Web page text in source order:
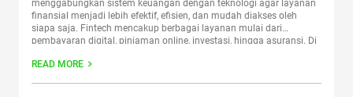
menggabungkan sistem keuangan dengan teknologi agar layanan
finansial menjadi lebih efektif, efisien, dan mudah diakses oleh
siapa saja. Fintech mencakup berbagai layanan mulai dari
pembayaran digital, pinjaman online, investasi, hingga asuransi. Di
outstanding pembiayaan P2P lending mencapai Rp100,69
READ MORE